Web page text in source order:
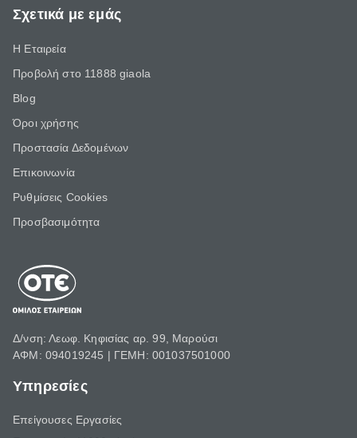
Σχετικά με εμάς
Η Εταιρεία
Προβολή στο 11888 giaola
Blog
Όροι χρήσης
Προστασία Δεδομένων
Επικοινωνία
Ρυθμίσεις Cookies
Προσβασιμότητα
Δ/νση: Λεωφ. Κηφισίας αρ. 99, Μαρούσι
ΑΦΜ: 094019245 | ΓΕΜΗ: 001037501000
Υπηρεσίες
Επείγουσες Εργασίες